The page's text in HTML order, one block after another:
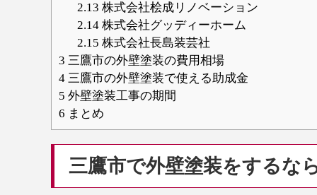
2.13 株式会社桧成リノベーション
2.14株式会社グッディーホーム
2.15 株式会社長島装芸社
3 三鷹市の外壁塗装の費用相場
4 三鷹市の外壁塗装で使える助成金
5 外壁塗装工事の期間
6 まとめ
三鷹市で外壁塗装をするな